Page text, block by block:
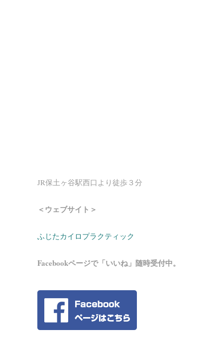
JR保土ヶ谷駅西口より徒歩３分
＜ウェブサイト＞
ふじたカイロプラクティック
Facebookページで「いいね」随時受付中。